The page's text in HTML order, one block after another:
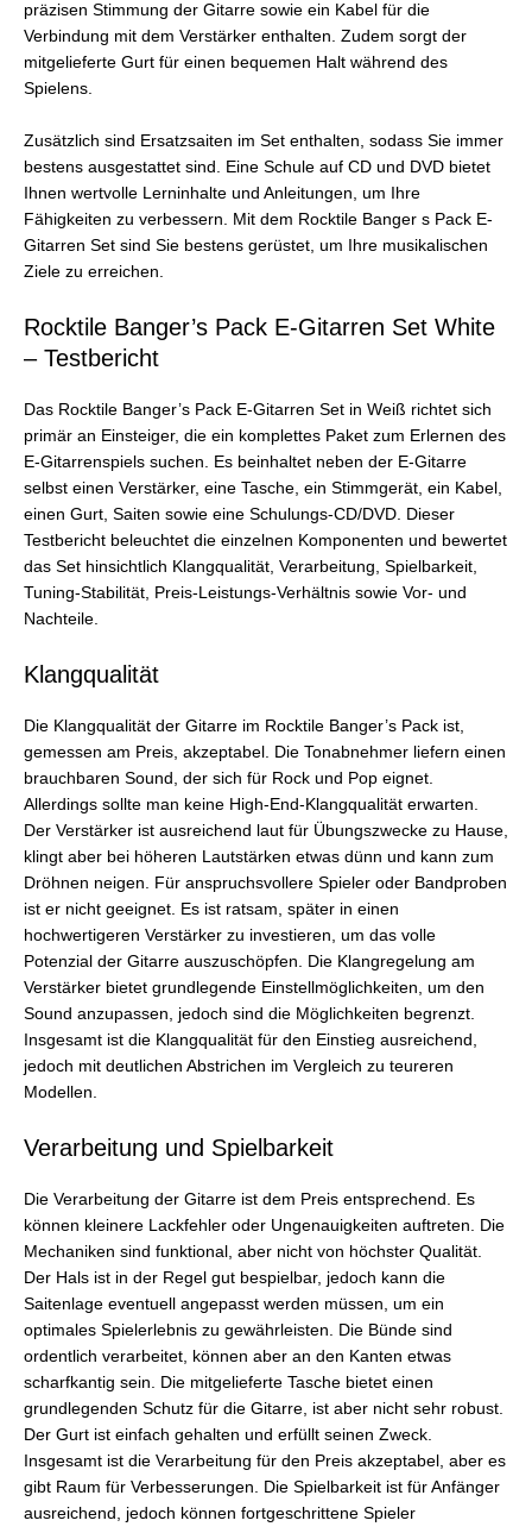
präzisen Stimmung der Gitarre sowie ein Kabel für die
Verbindung mit dem Verstärker enthalten. Zudem sorgt der
mitgelieferte Gurt für einen bequemen Halt während des
Spielens.
Zusätzlich sind Ersatzsaiten im Set enthalten, sodass Sie immer
bestens ausgestattet sind. Eine Schule auf CD und DVD bietet
Ihnen wertvolle Lerninhalte und Anleitungen, um Ihre
Fähigkeiten zu verbessern. Mit dem Rocktile Banger s Pack E-
Gitarren Set sind Sie bestens gerüstet, um Ihre musikalischen
Ziele zu erreichen.
Rocktile Banger’s Pack E-Gitarren Set White
– Testbericht
Das Rocktile Banger’s Pack E-Gitarren Set in Weiß richtet sich
primär an Einsteiger, die ein komplettes Paket zum Erlernen des
E-Gitarrenspiels suchen. Es beinhaltet neben der E-Gitarre
selbst einen Verstärker, eine Tasche, ein Stimmgerät, ein Kabel,
einen Gurt, Saiten sowie eine Schulungs-CD/DVD. Dieser
Testbericht beleuchtet die einzelnen Komponenten und bewertet
das Set hinsichtlich Klangqualität, Verarbeitung, Spielbarkeit,
Tuning-Stabilität, Preis-Leistungs-Verhältnis sowie Vor- und
Nachteile.
Klangqualität
Die Klangqualität der Gitarre im Rocktile Banger’s Pack ist,
gemessen am Preis, akzeptabel. Die Tonabnehmer liefern einen
brauchbaren Sound, der sich für Rock und Pop eignet.
Allerdings sollte man keine High-End-Klangqualität erwarten.
Der Verstärker ist ausreichend laut für Übungszwecke zu Hause,
klingt aber bei höheren Lautstärken etwas dünn und kann zum
Dröhnen neigen. Für anspruchsvollere Spieler oder Bandproben
ist er nicht geeignet. Es ist ratsam, später in einen
hochwertigeren Verstärker zu investieren, um das volle
Potenzial der Gitarre auszuschöpfen. Die Klangregelung am
Verstärker bietet grundlegende Einstellmöglichkeiten, um den
Sound anzupassen, jedoch sind die Möglichkeiten begrenzt.
Insgesamt ist die Klangqualität für den Einstieg ausreichend,
jedoch mit deutlichen Abstrichen im Vergleich zu teureren
Modellen.
Verarbeitung und Spielbarkeit
Die Verarbeitung der Gitarre ist dem Preis entsprechend. Es
können kleinere Lackfehler oder Ungenauigkeiten auftreten. Die
Mechaniken sind funktional, aber nicht von höchster Qualität.
Der Hals ist in der Regel gut bespielbar, jedoch kann die
Saitenlage eventuell angepasst werden müssen, um ein
optimales Spielerlebnis zu gewährleisten. Die Bünde sind
ordentlich verarbeitet, können aber an den Kanten etwas
scharfkantig sein. Die mitgelieferte Tasche bietet einen
grundlegenden Schutz für die Gitarre, ist aber nicht sehr robust.
Der Gurt ist einfach gehalten und erfüllt seinen Zweck.
Insgesamt ist die Verarbeitung für den Preis akzeptabel, aber es
gibt Raum für Verbesserungen. Die Spielbarkeit ist für Anfänger
ausreichend, jedoch können fortgeschrittene Spieler